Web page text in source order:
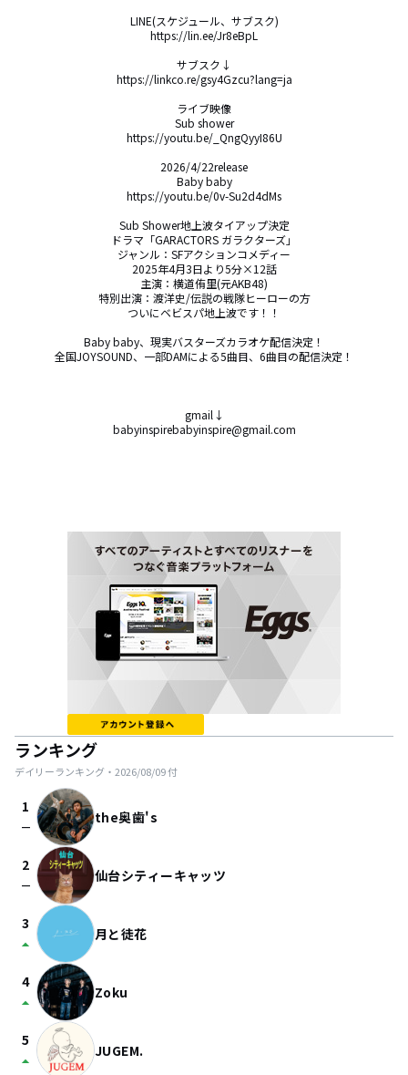
LINE(スケジュール、サブスク)
https://lin.ee/Jr8eBpL
サブスク↓
https://linkco.re/gsy4Gzcu?lang=ja
ライブ映像
Sub shower
https://youtu.be/_QngQyyI86U
2026/4/22release
Baby baby
https://youtu.be/0v-Su2d4dMs
Sub Shower地上波タイアップ決定
ドラマ「GARACTORS ガラクターズ」
ジャンル：SFアクションコメディー
2025年4月3日より5分×12話
主演：横道侑里(元AKB48)
特別出演：渡洋史/伝説の戦隊ヒーローの方
ついにベビスパ地上波です！！
Baby baby、現実バスターズカラオケ配信決定！
全国JOYSOUND、一部DAMによる5曲目、6曲目の配信決定！
gmail↓
babyinspirebabyinspire@gmail.com
ランキング
デイリーランキング・ 2026/08/09付
1
check_indeterminate_small the奥歯's
2
check_indeterminate_small 仙台シティーキャッツ
3
arrow_drop_up 月と徒花
4
arrow_drop_up Zoku
5
arrow_drop_up JUGEM.